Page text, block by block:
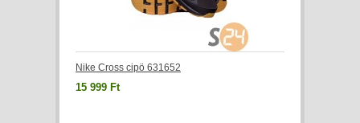
Nike Cross cipö 631652
15 999 Ft